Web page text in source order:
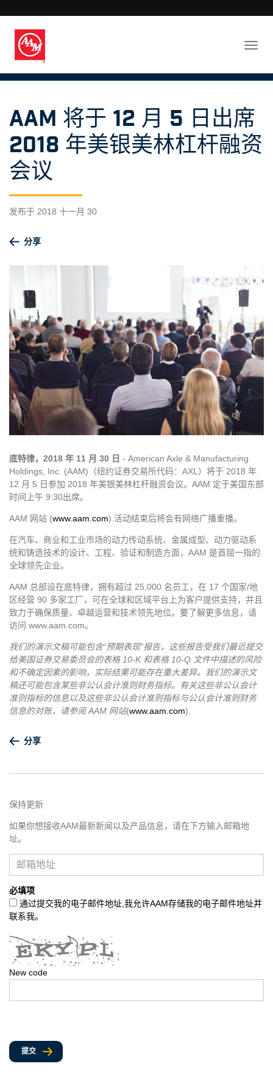
AAM 将于 12 月 5 日出席
2018 年美银美林杠杆融资
会议
发布于 2018 十一月 30
分享
底特律，2018 年 11 月 30 日 - American Axle & Manufacturing
Holdings, Inc. (AAM)（纽约证券交易所代码：AXL）将于 2018 年
12 月 5 日参加 2018 年美银美林杠杆融资会议。AAM 定于美国东部
时间上午 9:30出席。
AAM 网站 (www.aam.com).活动结束后将会有网络广播重播。
在汽车、商业和工业市场的动力传动系统、金属成型、动力驱动系
统和铸造技术的设计、工程、验证和制造方面，AAM 是首屈一指的
全球领先企业。
AAM 总部设在底特律，拥有超过 25,000 名员工，在 17 个国家/地
区经营 90 多家工厂，可在全球和区域平台上为客户提供支持，并且
致力于确保质量、卓越运营和技术领先地位。要了解更多信息，请
访问 www.aam.com。
我们的演示文稿可能包含“预期表现”报告，这些报告受我们最近提交
给美国证券交易委员会的表格 10-K 和表格 10-Q 文件中描述的风险
和不确定因素的影响，实际结果可能存在重大差异。我们的演示文
稿还可能包含某些非公认会计准则财务指标。有关这些非公认会计
准则指标的信息以及这些非公认会计准则指标与公认会计准则财务
信息的对账，请参阅 AAM 网站(www.aam.com).
分享
保持更新
如果你想接收AAM最新新闻以及产品信息，请在下方输入邮箱地
址。
必填项
通过提交我的电子邮件地址,我允许AAM存储我的电子邮件地址并
联系我。
New code
提交